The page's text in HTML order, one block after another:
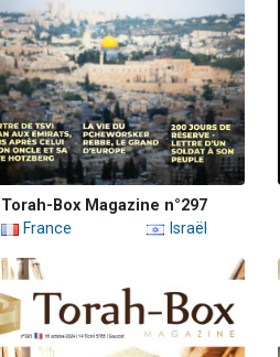
Torah-Box Magazine n°297
France
Israël